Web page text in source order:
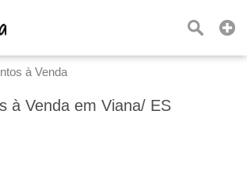
à Venda
à Venda em Viana/ ES